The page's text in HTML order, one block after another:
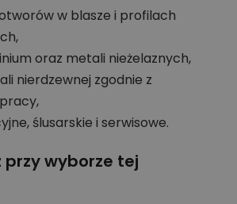
w blasze i profilach
oraz metali nieżelaznych,
nierdzewnej zgodnie z
ślusarskie i serwisowe.
przy wyborze tej